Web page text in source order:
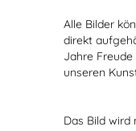
Alle Bilder
direkt
Jahre Freude
unseren
Das Bild wird